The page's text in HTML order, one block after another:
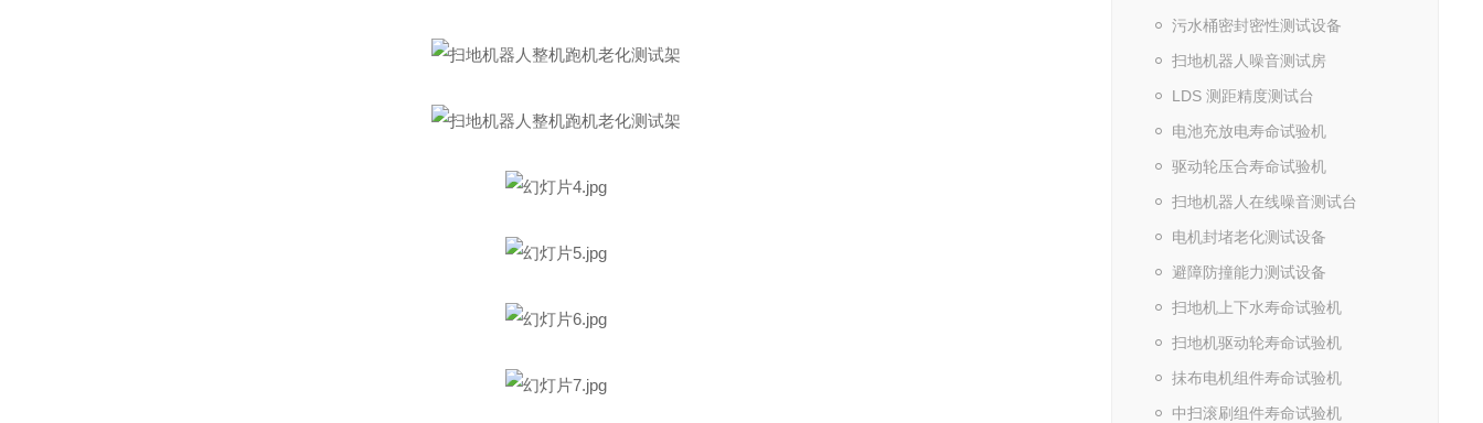
污水桶密封密性测试设备
扫地机器人噪音测试房
LDS 测距精度测试台
电池充放电寿命试验机
驱动轮压合寿命试验机
扫地机器人在线噪音测试台
电机封堵老化测试设备
避障防撞能力测试设备
扫地机上下水寿命试验机
扫地机驱动轮寿命试验机
抺布电机组件寿命试验机
中扫滚刷组件寿命试验机